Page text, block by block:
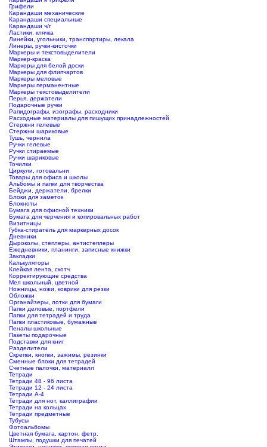
Грифели
Карандаши механические
Карандаши специальные
Карандаши ч/г
Ластики, клячка
Линейки, угольники, транспортиры, лекала
Линеры, ручки-кисточки
Маркеры и текстовыделители
Маркер-краска
Маркеры для белой доски
Маркеры для флипчартов
Маркеры меловые
Маркеры перманентные
Маркеры текстовыделители
Перья, держатели
Подарочные ручки
Рапидографы, изографы, расходники
Расходные материалы для пишущих принадлежностей
Стержни гелевые
Стержни шариковые
Тушь, чернила
Ручки гелевые
Ручки стираемые
Ручки шариковые
Точилки
Циркули, готовальни
Товары для офиса и школы
Альбомы и папки для творчества
Бейджи, держатели, брелки
Блоки для заметок
Блокноты
Бумага для офисной техники
Бумага для черчения и копировальных работ
Визитницы
Губка-стиратель для маркерных досок
Дневники
Дыроколы, степлеры, антистеплеры
Ежедневники, планинги, записные книжки
Закладки
Калькуляторы
Клейкая лента, скотч
Корректирующие средства
Мел школьный, цветной
Ножницы, ножи, коврики для резки
Обложки
Органайзеры, лотки для бумаги
Папки деловые, портфели
Папки для тетрадей и труда
Папки пластиковые, бумажные
Пеналы школьные
Пакеты подарочные
Подставки для книг
Разделители
Скрепки, кнопки, зажимы, резинки
Сменные блоки для тетрадей
Счетные палочки, материалл
Тетради
Тетради 48 - 96 листа
Тетради 12 - 24 листа
Тетради А-4
Тетради для нот, каллиграфии
Тетради на кольцах
Тетради предметные
Тубусы
Фотоальбомы
Цветная бумага, картон, фетр.
Штампы, подушки для печатей